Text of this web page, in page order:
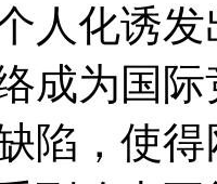
人化诱
成为国
陷，使